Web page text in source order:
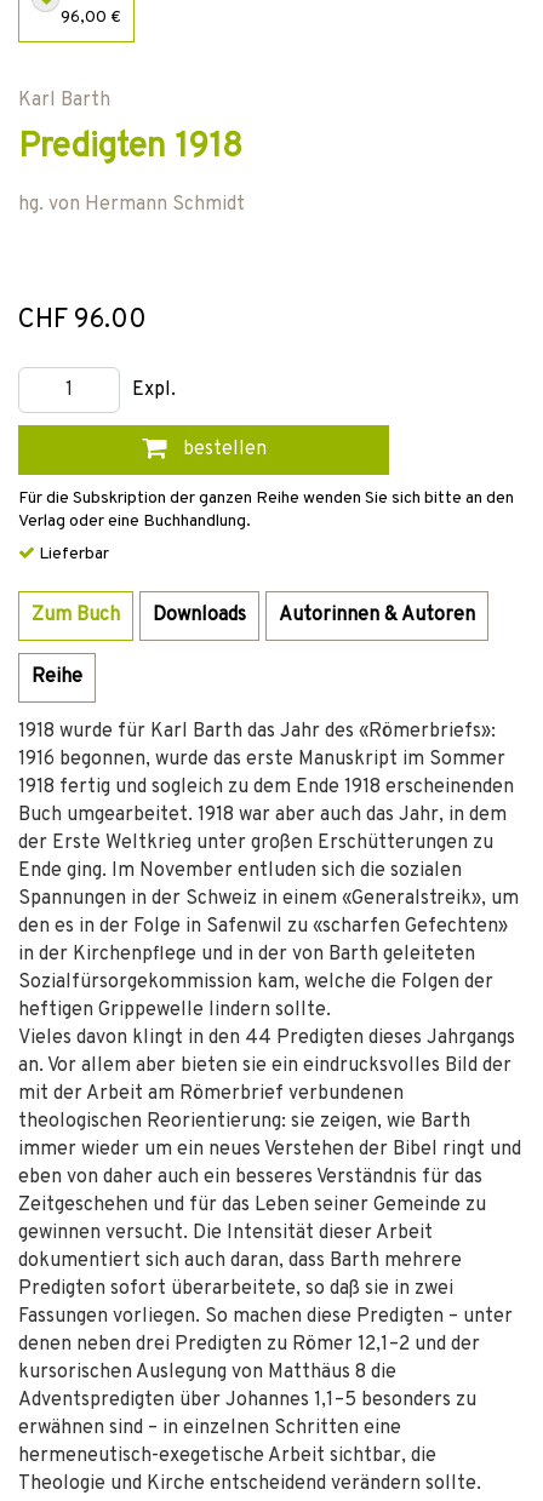
96,00 €
Karl Barth
Predigten 1918
hg. von Hermann Schmidt
CHF 96.00
Expl.
bestellen
Für die Subskription der ganzen Reihe wenden Sie sich bitte an den
Verlag oder eine Buchhandlung.
Lieferbar
Zum Buch Downloads Autorinnen & Autoren
Reihe
1918 wurde für Karl Barth das Jahr des «Römerbriefs»:
1916 begonnen, wurde das erste Manuskript im Sommer
1918 fertig und sogleich zu dem Ende 1918 erscheinenden
Buch umgearbeitet. 1918 war aber auch das Jahr, in dem
der Erste Weltkrieg unter großen Erschütterungen zu
Ende ging. Im November entluden sich die sozialen
Spannungen in der Schweiz in einem «Generalstreik», um
den es in der Folge in Safenwil zu «scharfen Gefechten»
in der Kirchenpflege und in der von Barth geleiteten
Sozialfürsorgekommission kam, welche die Folgen der
heftigen Grippewelle lindern sollte.
Vieles davon klingt in den 44 Predigten dieses Jahrgangs
an. Vor allem aber bieten sie ein eindrucksvolles Bild der
mit der Arbeit am Römerbrief verbundenen
theologischen Reorientierung: sie zeigen, wie Barth
immer wieder um ein neues Verstehen der Bibel ringt und
eben von daher auch ein besseres Verständnis für das
Zeitgeschehen und für das Leben seiner Gemeinde zu
gewinnen versucht. Die Intensität dieser Arbeit
dokumentiert sich auch daran, dass Barth mehrere
Predigten sofort überarbeitete, so daß sie in zwei
Fassungen vorliegen. So machen diese Predigten – unter
denen neben drei Predigten zu Römer 12,1–2 und der
kursorischen Auslegung von Matthäus 8 die
Adventspredigten über Johannes 1,1–5 besonders zu
erwähnen sind – in einzelnen Schritten eine
hermeneutisch-exegetische Arbeit sichtbar, die
Theologie und Kirche entscheidend verändern sollte.